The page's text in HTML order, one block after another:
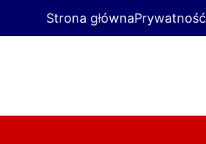
Strona głównaPrywatność